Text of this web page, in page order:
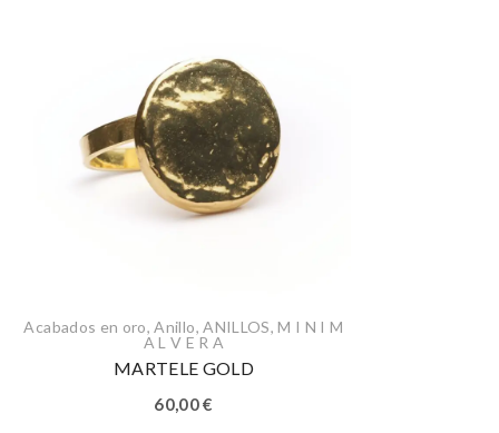
Acabados en oro,Anillo,ANILLOS,M I N I M
A L V E R A
MARTELE GOLD
60,00€